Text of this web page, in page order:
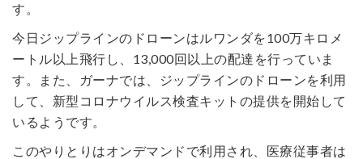
す。
今日ジップラインのドローンはルワンダを100万キロメ
ートル以上飛行し、13,000回以上の配達を行っていま
す。また、ガーナでは、ジップラインのドローンを利用
して、新型コロナウイルス検査キットの提供を開始して
いるようです。
このやりとりはオンデマンドで利用され、医療従事者は